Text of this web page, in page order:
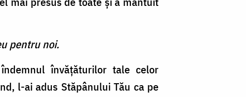
pentru noi.
învăţăturilor tale celor
l-ai adus Stăpânului Tău ca pe